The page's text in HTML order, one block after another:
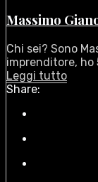
Massimo
Chi sei? Sono
imprenditore, ho
Leggi tutto
Share: